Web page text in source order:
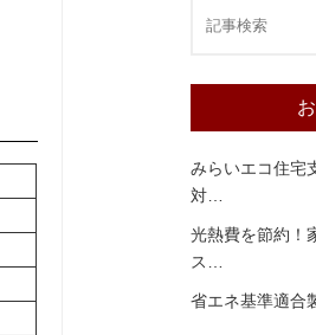
みらいエコ住宅
対
光熱費を節約！
ス
省エネ基準適合